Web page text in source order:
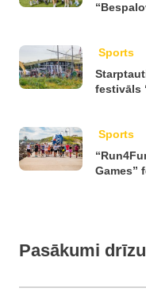
Sports
festivāls
Sports
Games”
Pasākumi